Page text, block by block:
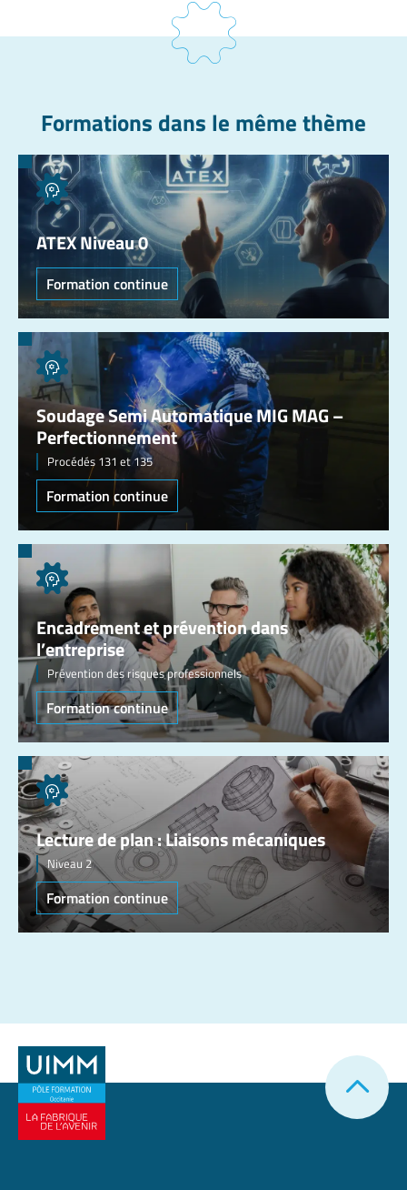
Formations dans le même thème
ATEX Niveau 0
Formation continue
Soudage Semi Automatique MIG MAG –
Perfectionnement
Procédés 131 et 135
Formation continue
Encadrement et prévention dans
l’entreprise
Prévention des risques professionnels
Formation continue
Lecture de plan : Liaisons mécaniques
Niveau 2
Formation continue